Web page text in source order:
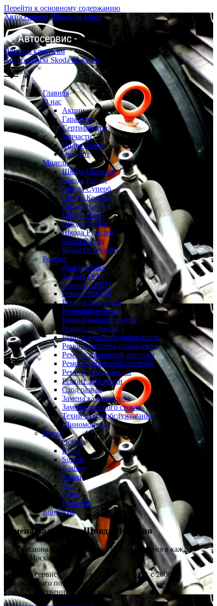
Перейти к основному содержанию
Автосервисы Шкода на карте
Помощь клиентам
Автосервисы Skoda на карте
Главная
О нас
Акции
Гарантия
Сертификаты
Запчасти
Видео работ
Эксперт
Модели
Шкода Октавия
Шкода Рапид
Шкода Суперб
Шкода Кодиак
Шкода Карок
Шкода Йети
Шкода Фабия
Шкода Румстер
Skoda Kamiq
Skoda Octavia RS
Ремонт
Диагностика
Замена ГРМ
Ремонт АКПП
Ремонт МКПП
Ремонт двигателя
Кузовной ремонт
Ремонт кондиционера
Ремонт подвески
Ремонт рулевого управления
Ремонт системы охлаждения
Ремонт топливной системы
Ремонт тормозной системы
Ремонт трансмиссии
Ремонт электрики
Сход развал
Замена катализатора
Замена лобового стекла
Техническое обслуживание
Шиномонтаж
Цены
Octavia
Rapid
Superb
Kodiaq
Karoq
Yeti
Fabia
Roomster
Контакты
Замена радиатораШкода Октавия
Профессиональный автосервис Шкода Октавия в каждом
районе Москвы
Опыт по сервису и обслуживанию SKODA с 2008 г
Ремонт строго по регламенту VAG
Только качественные запчасти